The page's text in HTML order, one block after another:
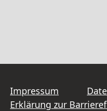
Impressum
Erklärung zur